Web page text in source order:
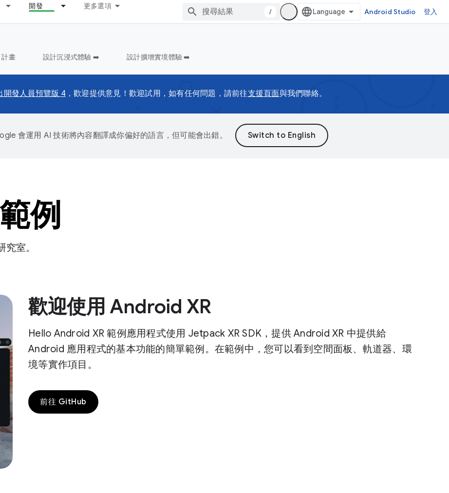
開發 更多選項
/ Android Studio 登入
畫 設計沉浸式體驗 ➡️ 設計擴增實境體驗 ➡️
開發人員預覽版 4，歡迎提供意見！歡迎試用，如有任何問題，請前往支援頁面與我們聯絡。
會運用 AI 技術將內容翻譯成你偏好的語言，但可能會出錯。
例
室。
歡迎使用 Android XR
Hello Android XR 範例應用程式使用 Jetpack XR SDK，提供 Android XR 中提供給
Android 應用程式的基本功能的簡單範例。在範例中，您可以看到空間面板、軌道器、環
境等實作項目。
前往 GitHub